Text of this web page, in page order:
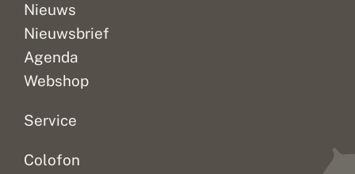
Nieuws
Nieuwsbrief
Agenda
Webshop
Service
Colofon